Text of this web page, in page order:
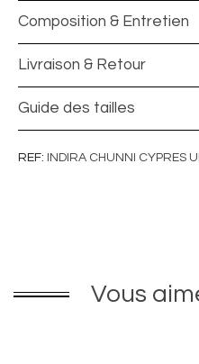
Composition & Entretien
Livraison & Retour
Guide des tailles
REF INDIRA CHUNNI CYPRES
Vous